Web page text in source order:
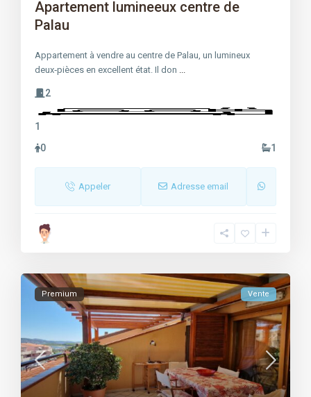
Apartement lumineeux centre de
Palau
Appartement à vendre au centre de Palau, un lumineux
deux‑pièces en excellent état. Il don
2
1
0
1
Appeler Adresse email
Premium Vente